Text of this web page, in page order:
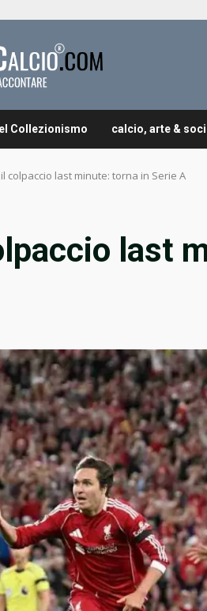
Collezionismo calcio, arte &
colpaccio last minute: torna in Serie A
last